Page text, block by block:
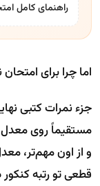
راهنمای کامل
اما چرا برای
جزء نمرات کتبی
مستقیماً روی معدل
قطعی تو رتبه کنکور